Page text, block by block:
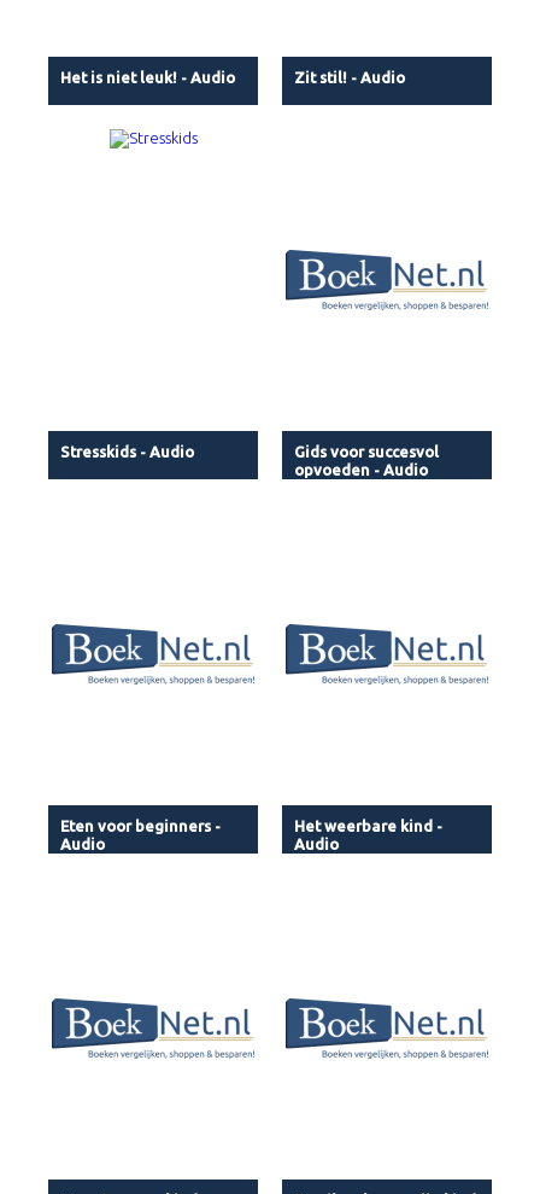
Het is niet leuk! - Audio Zit stil! - Audio
Stresskids - Audio
Gids voor succesvol
opvoeden - Audio
Eten voor beginners -
Audio
Het weerbare kind -
Audio